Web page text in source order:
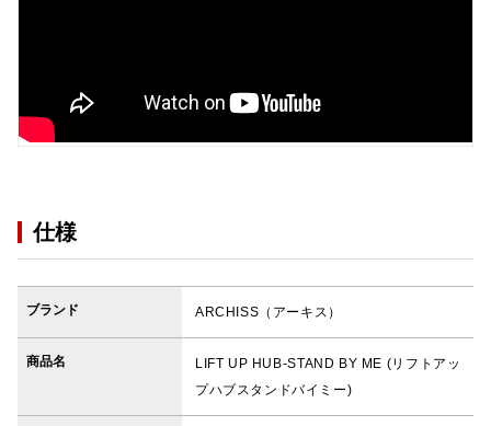
仕様
ブランド ARCHISS（アーキス）
商品名
LIFT UP HUB-STAND BY ME (リフトアッ
プハブスタンドバイミー)